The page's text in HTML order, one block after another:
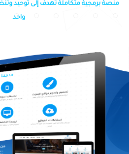
منصة برمجية متكاملة تهدف إلى توحيد
واحد